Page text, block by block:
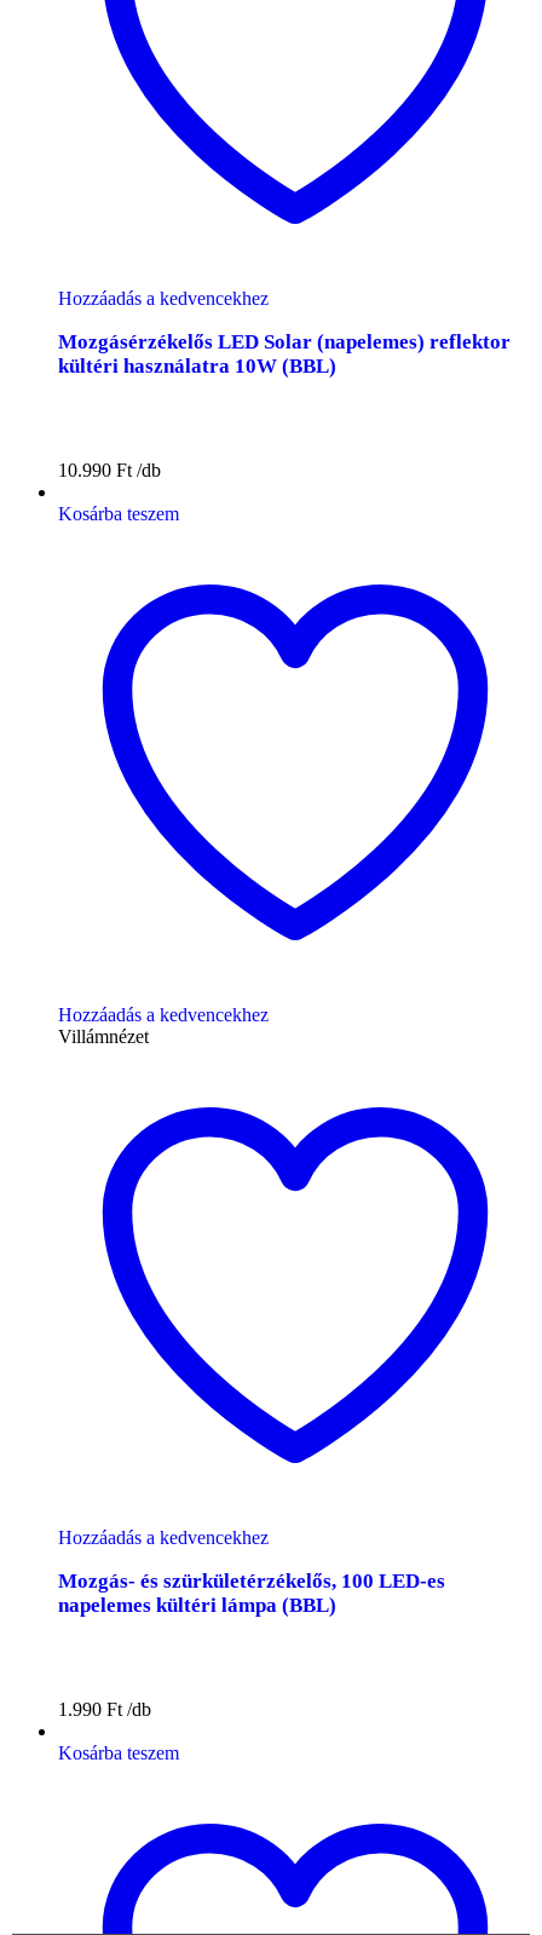
Hozzáadás a kedvencekhez
Mozgásérzékelős LED Solar (napelemes) reflektor
kültéri használatra 10W (BBL)
10.990 Ft
Kosárba teszem
Hozzáadás a kedvencekhez
Villámnézet
Hozzáadás a kedvencekhez
Mozgás- és szürkületérzékelős, 100 LED-es
napelemes kültéri lámpa (BBL)
1.990 Ft
Kosárba teszem